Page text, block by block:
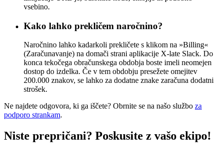
vsebino.
Kako lahko prekličem naročnino?
Naročnino lahko kadarkoli prekličete s klikom na »Billing«
(Zaračunavanje) na domači strani aplikacije X-late Slack. Do
konca tekočega obračunskega obdobja boste imeli neomejen
dostop do izdelka. Če v tem obdobju presežete omejitev
200.000 znakov, se lahko za dodatne znake zaračuna dodatni
strošek.
Ne najdete odgovora, ki ga iščete? Obrnite se na našo službo za
podporo strankam.
Niste prepričani? Poskusite z vašo ekipo!